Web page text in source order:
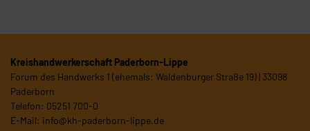
Kreishandwerkerschaft Paderborn-Lippe
Forum des Handwerks 1 (ehemals: Waldenburger Straße 19) | 33098
Paderborn
Telefon: 05251 700-0
E-Mail: info@kh-paderborn-lippe.de